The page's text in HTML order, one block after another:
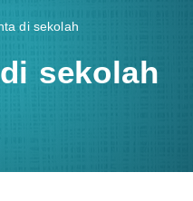
di sekolah
sekolah